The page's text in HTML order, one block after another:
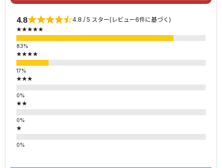
4.8 4.8 / 5 スター(レビュー6件に基づく)
★★★★★
★★★★
★★★
★★
★